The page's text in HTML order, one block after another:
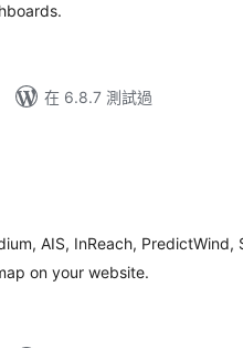
在 6.8.7 測試過
AIS, InReach, PredictWind,
on your website.